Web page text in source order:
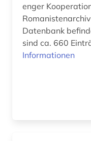
enger
Datenbank
sind ca. 660
Informationen